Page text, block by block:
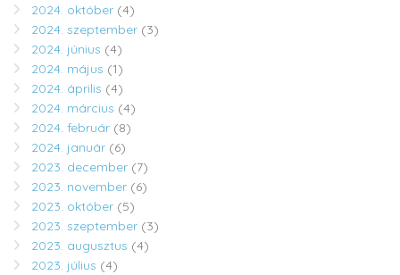
2024. október (4)
2024. szeptember (3)
2024. június (4)
2024. május (1)
2024. április (4)
2024. március (4)
2024. február (8)
2024. január (6)
2023. december (7)
2023. november (6)
2023. október (5)
2023. szeptember (3)
2023. augusztus (4)
2023. július (4)